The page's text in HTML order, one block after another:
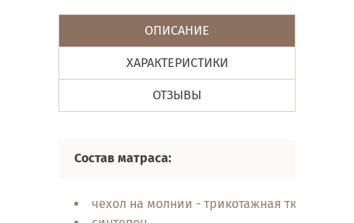
ОПИСАНИЕ
ХАРАКТЕРИСТИКИ
ОТЗЫВЫ
Состав матраса:
чехол на молнии - трикотажная ткань Q-